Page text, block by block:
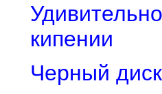
кипении
Черный